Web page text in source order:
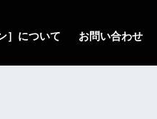
］について お問い合わせ